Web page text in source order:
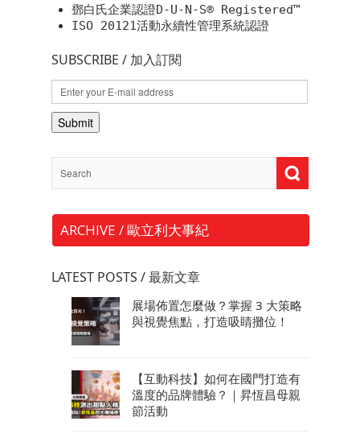
鄧白氏企業認證D-U-N-S® Registered™
ISO 20121活動永續性管理系統認證
SUBSCRIBE / 加入訂閱
ARCHIVE / 歐立利大事紀
LATEST POSTS / 最新文章
展場佈置怎麼做？掌握 3 大策略
與視覺焦點，打造吸睛攤位！
【互動科技】如何在國門打造有
溫度的品牌體驗？｜昇恆昌母親
節活動